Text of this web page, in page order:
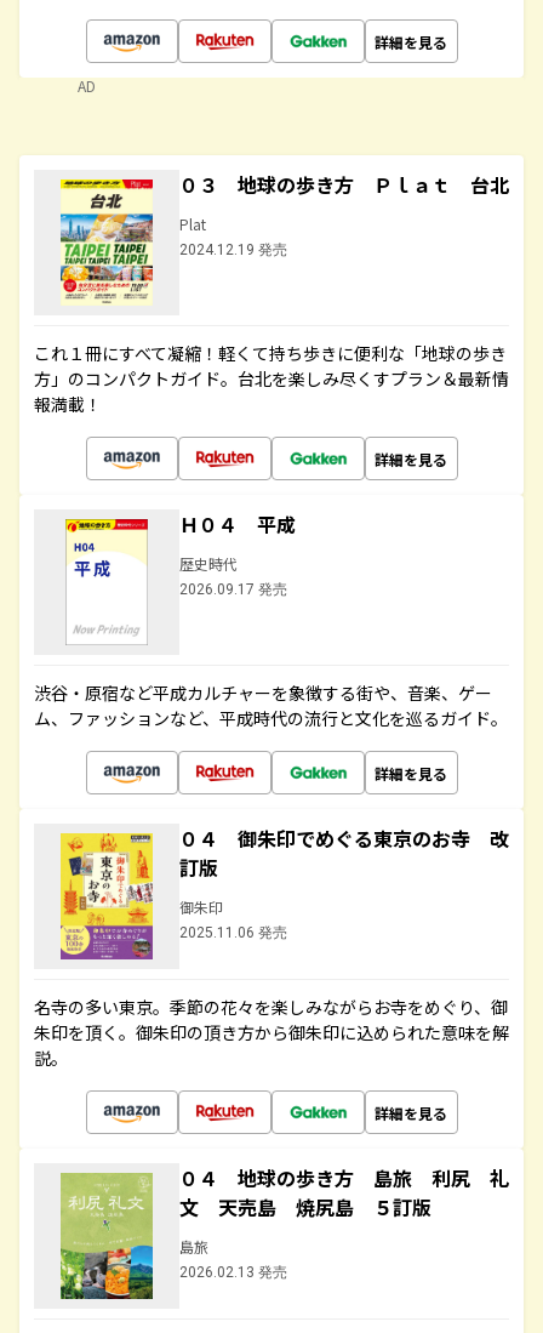
詳細を見る
AD
０３ 地球の歩き方 Ｐｌａｔ 台北
Plat
2024.12.19 発売
これ１冊にすべて凝縮！軽くて持ち歩きに便利な「地球の歩き
方」のコンパクトガイド。台北を楽しみ尽くすプラン＆最新情
報満載！
詳細を見る
Ｈ０４ 平成
歴史時代
2026.09.17 発売
渋谷・原宿など平成カルチャーを象徴する街や、音楽、ゲー
ム、ファッションなど、平成時代の流行と文化を巡るガイド。
詳細を見る
０４ 御朱印でめぐる東京のお寺 改
訂版
御朱印
2025.11.06 発売
名寺の多い東京。季節の花々を楽しみながらお寺をめぐり、御
朱印を頂く。御朱印の頂き方から御朱印に込められた意味を解
説。
詳細を見る
０４ 地球の歩き方 島旅 利尻 礼
文 天売島 焼尻島 ５訂版
島旅
2026.02.13 発売